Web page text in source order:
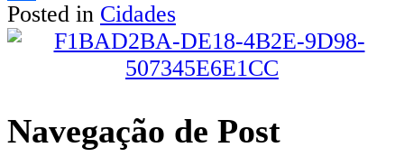
Share
Posted in Cidades
Navegação de Post